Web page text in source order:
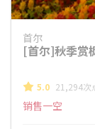
首尔
[首尔]秋季赏
5.0 21,294次
销售一空